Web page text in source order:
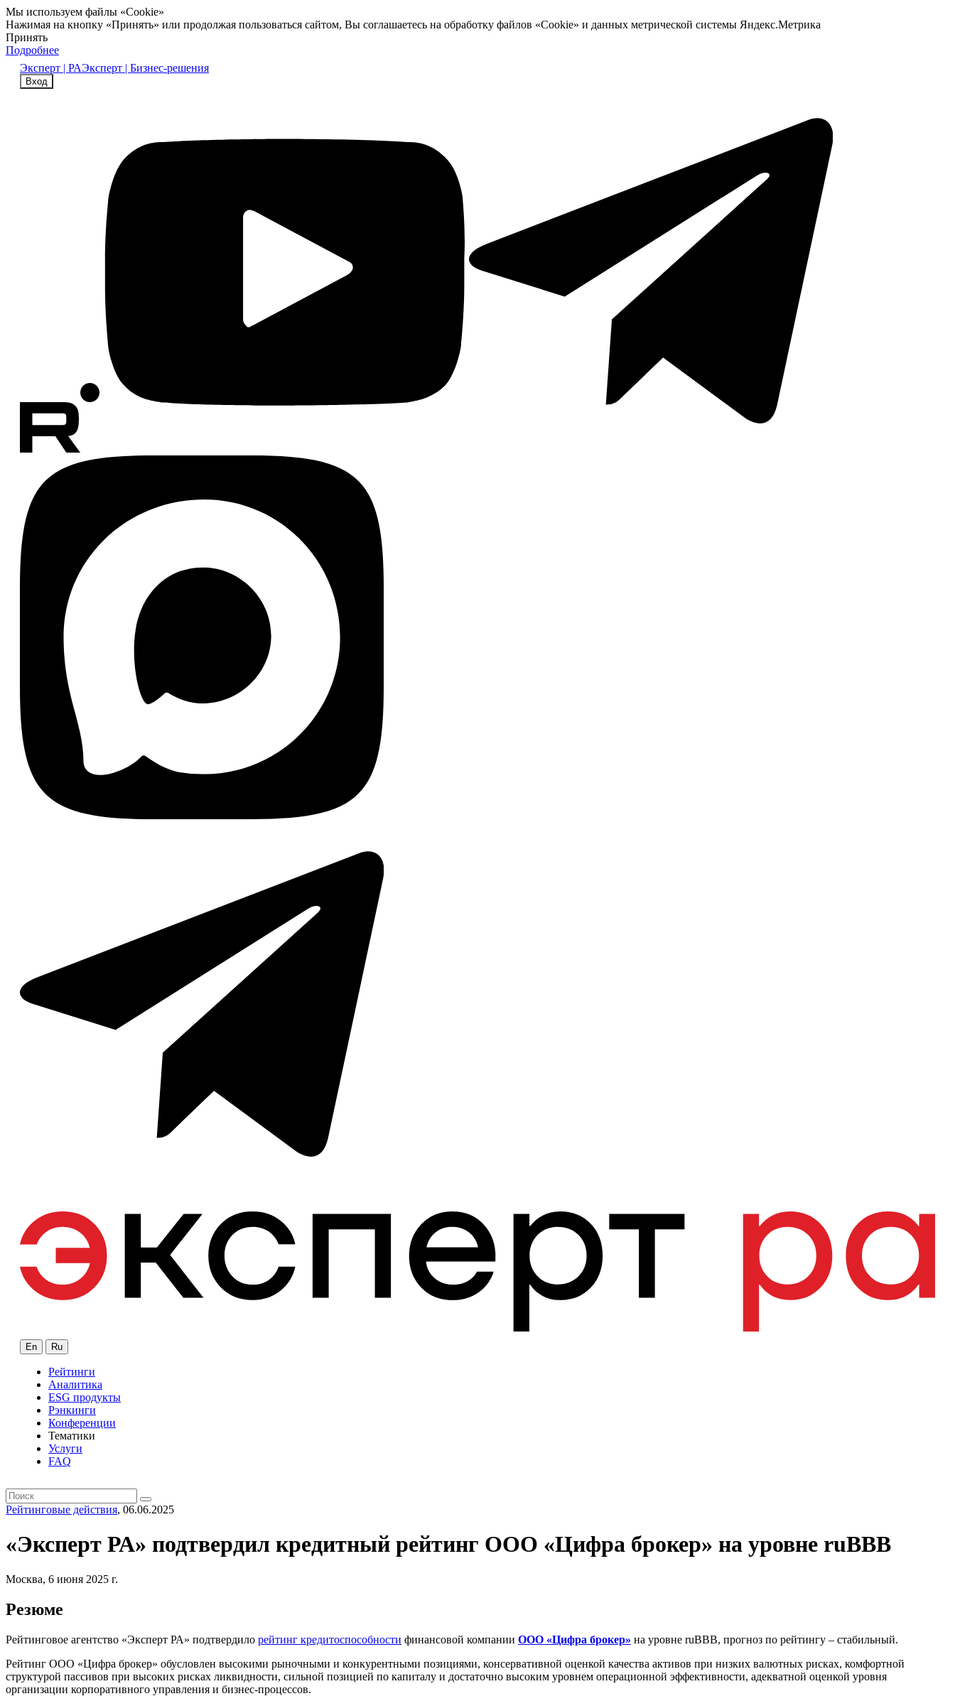
Мы используем файлы «Cookie»
Нажимая на кнопку «Принять» или продолжая пользоваться сайтом, Вы соглашаетесь на обработку файлов «Cookie» и данных метрической системы Яндекс.Метрика
Принять
Подробнее
Эксперт | РАЭксперт | Бизнес-решения
Вход
En Ru
Рейтинги
Аналитика
ESG продукты
Рэнкинги
Конференции
Тематики
Услуги
FAQ
Рейтинговые действия, 06.06.2025
«Эксперт РА» подтвердил кредитный рейтинг ООО «Цифра брокер» на уровне ruВВВ
Москва, 6 июня 2025 г.
Резюме
Рейтинговое агентство «Эксперт РА» подтвердило рейтинг кредитоспособности финансовой компании ООО «Цифра брокер» на уровне ruВВВ, прогноз по рейтингу – стабильный.
Рейтинг ООО «Цифра брокер» обусловлен высокими рыночными и конкурентными позициями, консервативной оценкой качества активов при низких валютных рисках, комфортной
структурой пассивов при высоких рисках ликвидности, сильной позицией по капиталу и достаточно высоким уровнем операционной эффективности, адекватной оценкой уровня
организации корпоративного управления и бизнес-процессов.